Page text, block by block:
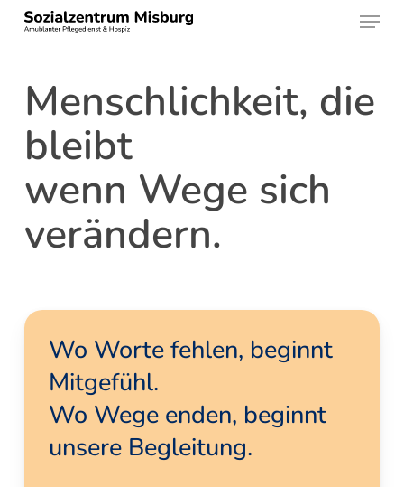
Skip
content
Menu
Menschlichkeit, die
bleibt
wenn Wege sich
verändern.
Wo Worte fehlen, beginnt
Mitgefühl.
Wo Wege enden, beginnt
unsere Begleitung.